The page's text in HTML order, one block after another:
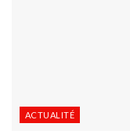
ACTUALITÉ